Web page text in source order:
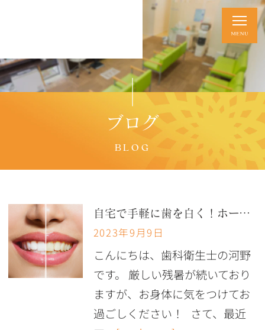
ブログ
BLOG
自宅で手軽に歯を白く！ホームホワイトニングとは？
2023年9月9日
こんにちは、歯科衛生士の河野
です。 厳しい残暑が続いており
ますが、お身体に気をつけてお
過ごしください！ さて、最近